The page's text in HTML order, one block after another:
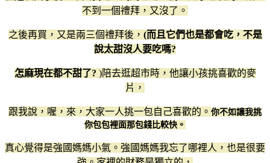
不到一個禮拜，又沒了。
之後再買，又是兩三個禮拜後， (而且它們也是都會吃，不是
說太甜沒人要吃嗎?
怎麻現在都不甜了? )陪去逛超市時，他讓小孩挑喜歡的麥
片，
跟我說，喔，來，大家一人挑一包自己喜歡的。 你不如讓我挑
你包包裡面那包錢比較快。
真心覺得是強國媽媽小氣。強國媽媽我忘了哪裡人，也是很要